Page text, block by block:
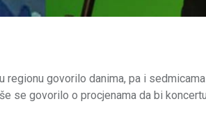
govorilo danima, pa i
se govorilo o procjenama da bi